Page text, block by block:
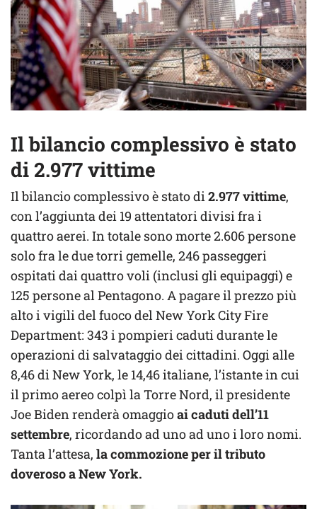
Il bilancio complessivo è stato
di 2.977 vittime
Il bilancio complessivo è stato di2.977 vittime,
con l’aggiunta dei 19 attentatori divisi fra i
quattro aerei. In totale sono morte 2.606 persone
solo fra le due torri gemelle, 246 passeggeri
ospitati dai quattro voli (inclusi gli equipaggi) e
125 persone al Pentagono. A pagare il prezzo più
alto i vigili del fuoco del New York City Fire
Department: 343 i pompieri caduti durante le
operazioni di salvataggio dei cittadini. Oggi alle
8,46 di New York, le 14,46 italiane, l’istante in cui
il primo aereo colpì la Torre Nord, il presidente
Joe Biden renderà omaggioai caduti dell’11
settembre, ricordando ad uno ad uno i loro nomi.
Tanta l’attesa, la commozione per il tributo
doveroso a New York.